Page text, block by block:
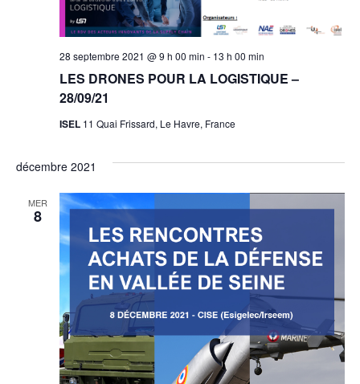
LES DRONES POUR LA LOGISTIQUE –
28/09/21
28 septembre 2021 @ 9 h 00 min - 13 h 00 min
ISEL 11 Quai Frissard, Le Havre, France
décembre 2021
MER
8